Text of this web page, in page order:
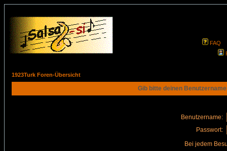
FAQ
1923Turk Foren-Übersicht
Gib bitte deinen
Benutzername:
Passwort:
Bei jedem